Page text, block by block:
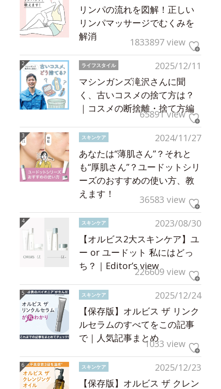
リンパの流れを図解！正しい
リンパマッサージでむくみを
解消
1833897 view
2025/12/11
ライフスタイル
マシンガンズ滝沢さんに聞
く、古いコスメの捨て方は？
｜コスメの断捨離・捨て方編
65891 view
2024/11/27
スキンケア
あなたは“薄肌さん”？それと
も“厚肌さん”？ユードットシリ
ーズのおすすめの使い方、教
えます！
36583 view
2023/08/30
スキンケア
【オルビス2大スキンケア】ユ
ー or ユードット 私にはどっ
ち？｜Editor’s view226609 view
2025/12/24
スキンケア
【保存版】オルビス ザ リンク
ルセラムのすべてをこの記事
で｜人気記事まとめ1033 view
2025/12/23
スキンケア
【保存版】オルビス ザ クレン